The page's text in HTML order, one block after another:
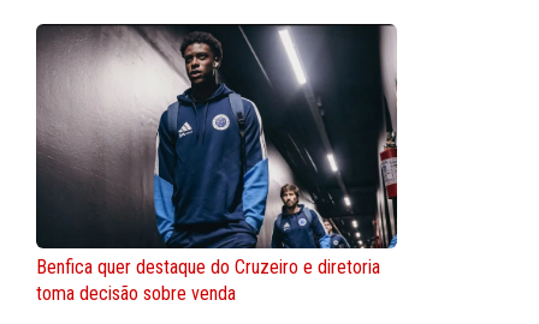
Benfica quer destaque do Cruzeiro e diretoria
toma decisão sobre venda